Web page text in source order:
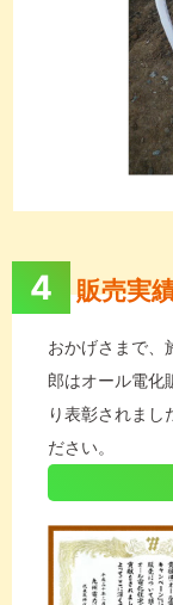
4 販売実
おかげさまで、
郎はオール電化
り表彰されまし
ださい。